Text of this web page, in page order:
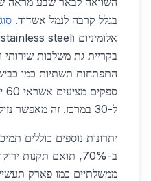
בגלל קרבה לנמל אשדוד.
בקריית גת משלבות שירותי
ל-30 במרכז. זה מאפשר נזילות טובה יותר.
יתרונות נוספים כוללים
ממשלתיים כמו פארק